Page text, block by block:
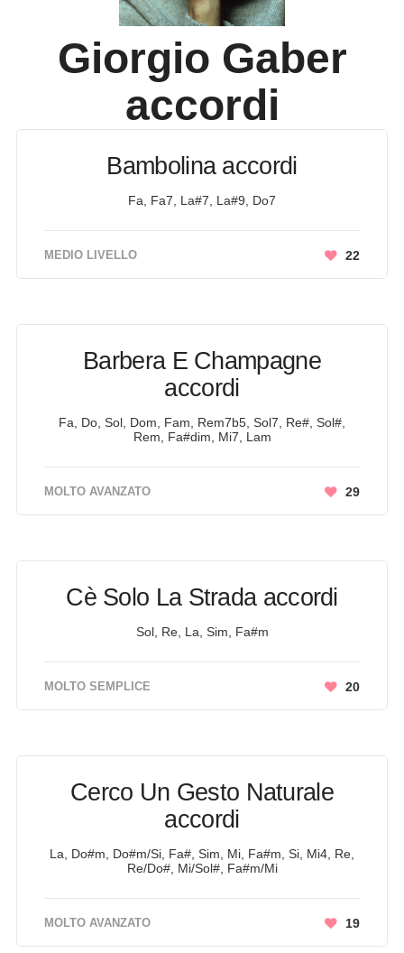
Giorgio Gaber
accordi
Bambolina accordi
Fa, Fa7, La#7, La#9, Do7
MEDIO LIVELLO 22
Barbera E Champagne
accordi
Fa, Do, Sol, Dom, Fam, Rem7b5, Sol7, Re#, Sol#,
Rem, Fa#dim, Mi7, Lam
MOLTO AVANZATO 29
Cè Solo La Strada accordi
Sol, Re, La, Sim, Fa#m
MOLTO SEMPLICE 20
Cerco Un Gesto Naturale
accordi
La, Do#m, Do#m/Si, Fa#, Sim, Mi, Fa#m, Si, Mi4, Re,
Re/Do#, Mi/Sol#, Fa#m/Mi
MOLTO AVANZATO 19